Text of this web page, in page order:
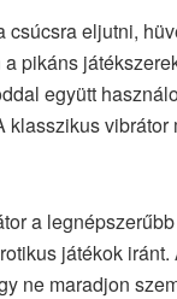
eljutni,
pikáns
együtt
a
játékok
ne maradjon